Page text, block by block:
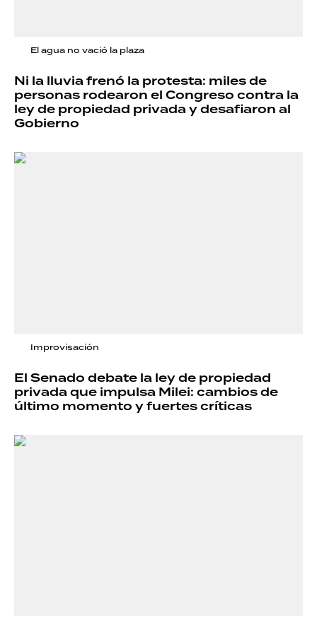
El agua no vació la plaza
Ni la lluvia frenó la protesta: miles de
personas rodearon el Congreso contra la
ley de propiedad privada y desafiaron al
Gobierno
Improvisación
El Senado debate la ley de propiedad
privada que impulsa Milei: cambios de
último momento y fuertes críticas